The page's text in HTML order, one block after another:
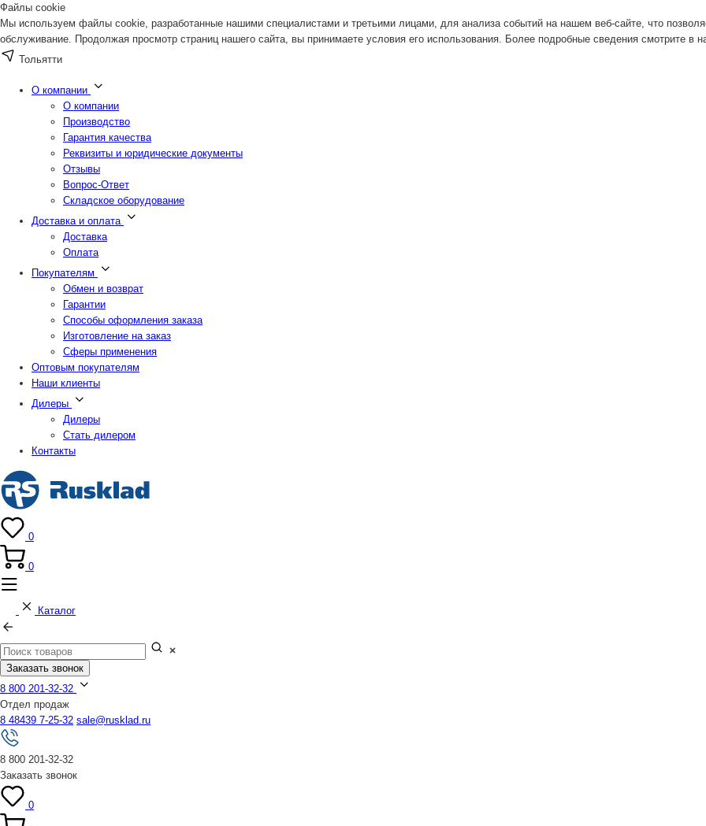
Файлы cookie
Мы используем файлы cookie, разработанные нашими специалистами и третьими лицами, для анализа событий на нашем веб-сайте, что
обслуживание. Продолжая просмотр страниц нашего сайта, вы принимаете условия его использования. Более подробные сведения смотрите в
Тольятти
О компании
О компании
Производство
Гарантия качества
Реквизиты и юридические документы
Отзывы
Вопрос-Ответ
Складское оборудование
Доставка и оплата
Доставка
Оплата
Покупателям
Обмен и возврат
Гарантии
Способы оформления заказа
Изготовление на заказ
Сферы применения
Оптовым покупателям
Наши клиенты
Дилеры
Дилеры
Стать дилером
Контакты
0
0
Каталог
Заказать звонок
8 800 201-32-32
Отдел продаж
8 48439 7-25-32 sale@rusklad.ru
8 800 201-32-32
Заказать звонок
0